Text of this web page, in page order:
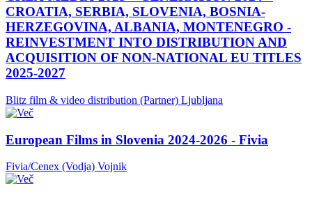
CROATIA, SERBIA, SLOVENIA, BOSNIA-
HERZEGOVINA, ALBANIA, MONTENEGRO -
REINVESTMENT INTO DISTRIBUTION AND
ACQUISITION OF NON-NATIONAL EU TITLES
2025-2027
Blitz film & video distribution (Partner) Ljubljana
European Films in Slovenia 2024-2026 - Fivia
Fivia/Cenex (Vodja) Vojnik